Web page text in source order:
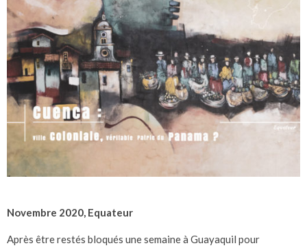
Novembre 2020, Equateur
Après être restés bloqués une semaine à Guayaquil pour